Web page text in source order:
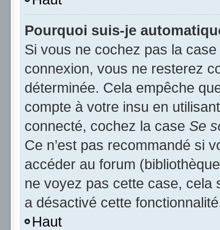
Pourquoi suis-je
Si vous ne cochez pas la case
connexion, vous ne resterez
déterminée. Cela empêche
compte à votre insu en
connecté, cochez la case Se
Ce n’est pas recommandé si
accéder au forum
ne voyez pas cette case, cela
a désactivé cette
Haut